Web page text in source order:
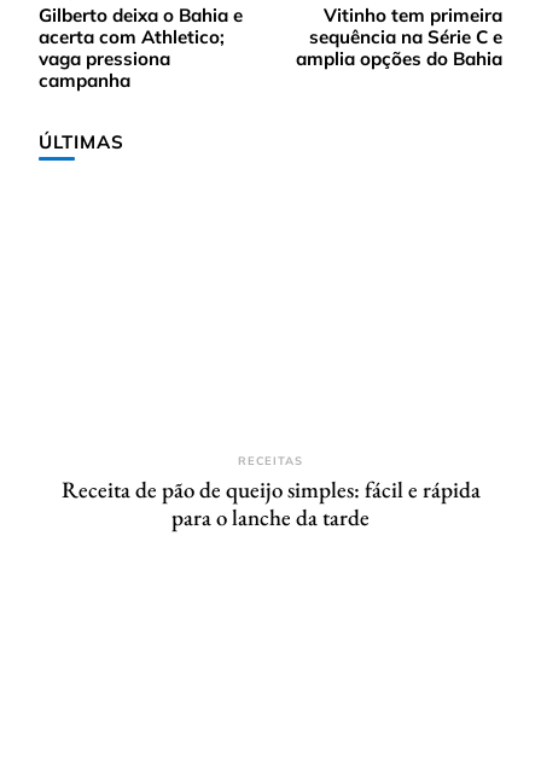
de
post
Gilberto deixa o Bahia e
acerta com Athletico;
vaga pressiona
campanha
Vitinho tem primeira
sequência na Série C e
amplia opções do Bahia
ÚLTIMAS
RECEITAS
Receita de pão de queijo simples: fácil e rápida
para o lanche da tarde